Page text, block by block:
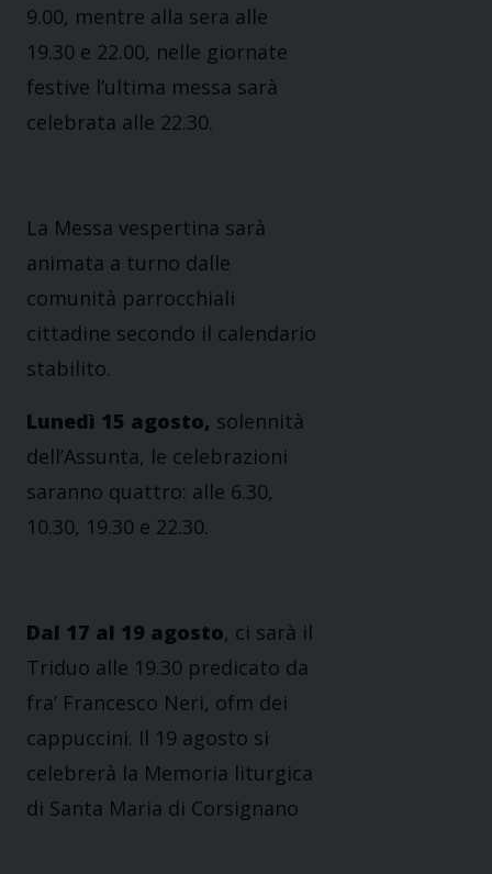
9.00, mentre alla sera alle
19.30 e 22.00, nelle giornate
festive l’ultima messa sarà
celebrata alle 22.30.
La Messa vespertina sarà
animata a turno dalle
comunità parrocchiali
cittadine secondo il calendario
stabilito.
Lunedì 15 agosto, solennità
dell’Assunta, le celebrazioni
saranno quattro: alle 6.30,
10.30, 19.30 e 22.30.
Dal 17 al 19 agosto, ci sarà il
Triduo alle 19.30 predicato da
fra’ Francesco Neri, ofm dei
cappuccini. Il 19 agosto si
celebrerà la Memoria liturgica
di Santa Maria di Corsignano